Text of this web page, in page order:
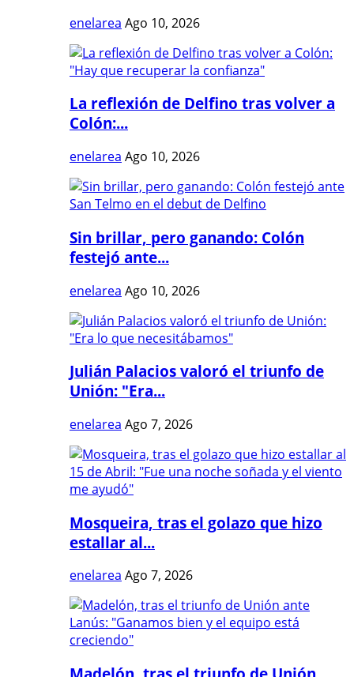
enelarea Ago 10, 2026
La reflexión de Delfino tras volver a
Colón:...
enelarea Ago 10, 2026
Sin brillar, pero ganando: Colón
festejó ante...
enelarea Ago 10, 2026
Julián Palacios valoró el triunfo de
Unión: "Era...
enelarea Ago 7, 2026
Mosqueira, tras el golazo que hizo
estallar al...
enelarea Ago 7, 2026